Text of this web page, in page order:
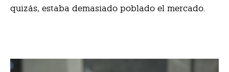
quizás, estaba demasiado poblado el mercado.